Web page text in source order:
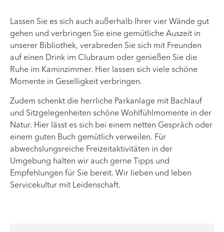
Lassen Sie es sich auch außerhalb Ihrer vier Wände gut
gehen und verbringen Sie eine gemütliche Auszeit in
unserer Bibliothek, verabreden Sie sich mit Freunden
auf einen Drink im Clubraum oder genießen Sie die
Ruhe im Kaminzimmer. Hier lassen sich viele schöne
Momente in Geselligkeit verbringen.
Zudem schenkt die herrliche Parkanlage mit Bachlauf
und Sitzgelegenheiten schöne Wohlfühlmomente in der
Natur. Hier lässt es sich bei einem netten Gespräch oder
einem guten Buch gemütlich verweilen. Für
abwechslungsreiche Freizeitaktivitäten in der
Umgebung halten wir auch gerne Tipps und
Empfehlungen für Sie bereit. Wir lieben und leben
Servicekultur mit Leidenschaft.